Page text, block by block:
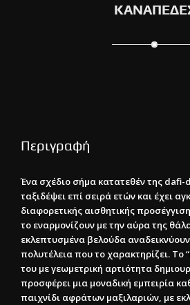
Περιγραφή
Ένα σχέδιο σήμα κατατεθέν της dafi-
ταξιδέψει επί σειρά ετών και έχει
διαφορετικής αισθητικής
το εναρμονίζουν με την αύρα της
εκλεπτυσμένα βελούδα
πολυτέλεια που το χαρακτηρίζει. Το
του με γεωμετρική αρτιότητα
προσφέρει μια μοναδική εμπειρία
παιχνίδι αφράτων μαξιλαριών, με